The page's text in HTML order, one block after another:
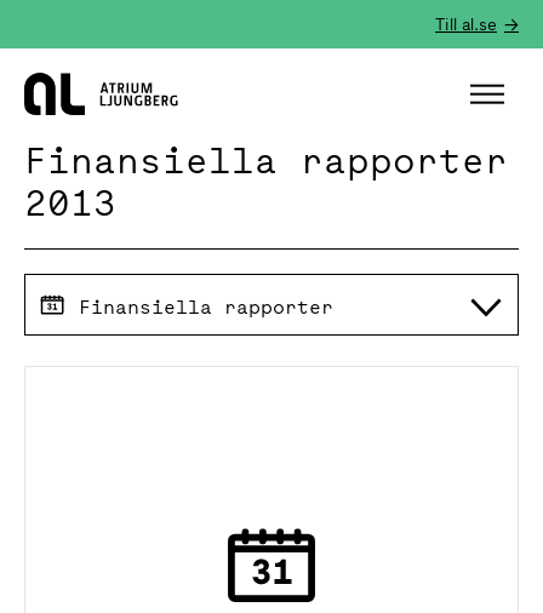
Till al.se
Hem
Finansiella rapporter
2013
Finansiella rapporter